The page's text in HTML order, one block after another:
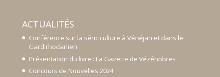
ACTUALITÉS
Conférence sur la sériciculture à Vénéjan et dans le
Gard rhodanien
Présentation du livre : La Gazette de Vézénobres
Concours de Nouvelles 2024